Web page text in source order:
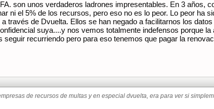
son unos verdaderos ladrones impresentables. En 3 años,
ni el 5% de los recursos, pero eso no es lo peor. Lo peor ha
través de Dvuelta. Ellos se han negado a facilitarnos los
suya....y nos vemos totalmente indefensos porque la
recurriendo pero para eso tenemos que pagar la
de recursos de multas y en especial dvuelta, era para ver si